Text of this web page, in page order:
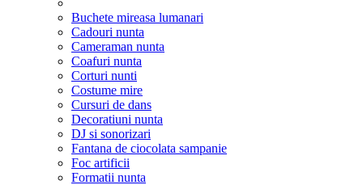
Buchete mireasa lumanari
Cadouri nunta
Cameraman nunta
Coafuri nunta
Corturi nunti
Costume mire
Cursuri de dans
Decoratiuni nunta
DJ si sonorizari
Fantana de ciocolata sampanie
Foc artificii
Formatii nunta